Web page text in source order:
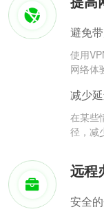
避免
使用
网络体
减少
在某些
径，减
远程
安全